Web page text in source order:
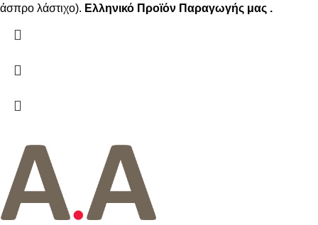
άσπρο λάστιχο). Ελληνικό Προϊόν Παραγωγής μας .